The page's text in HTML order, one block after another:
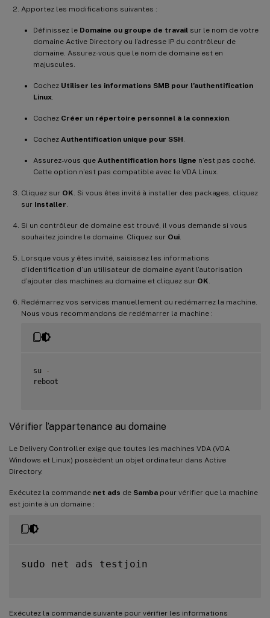
Apportez les modifications suivantes :
Définissez le Domaine ou groupe de travail sur le nom de votre
domaine Active Directory ou l’adresse IP du contrôleur de
domaine. Assurez-vous que le nom de domaine est en
majuscules.
Cochez Utiliser les informations SMB pour l’authentification
Linux
Cochez Créer un répertoire personnel à la connexion
Cochez Authentification unique pour SSH
Assurez-vous que Authentification hors ligne n’est pas coché.
Cette option n’est pas compatible avec le VDA Linux.
Cliquez sur OK . Si vous êtes invité à installer des packages, cliquez
sur Installer
Si un contrôleur de domaine est trouvé, il vous demande si vous
souhaitez joindre le domaine. Cliquez sur Oui
Lorsque vous y êtes invité, saisissez les informations
d’identification d’un utilisateur de domaine ayant l’autorisation
d’ajouter des machines au domaine et cliquez sur OK
Redémarrez vos services manuellement ou redémarrez la machine.
Nous vous recommandons de redémarrer la machine :
su
-
reboot
Vérifier l’appartenance au domaine
Le Delivery Controller exige que toutes les machines VDA (VDA
Windows et Linux) possèdent un objet ordinateur dans Active
Directory.
Exécutez la commande net ads de Samba pour vérifier que la machine
est jointe à un domaine :
sudo net ads testjoin
Exécutez la commande suivante pour vérifier les informations